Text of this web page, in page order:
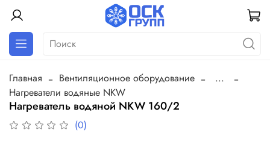
Главная Вентиляционное оборудование
...
Нагреватели водяные NKW
Нагреватель водяной NKW 160/2
(0)